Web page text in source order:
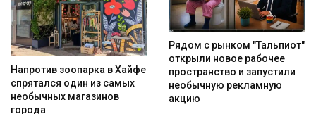
Напротив зоопарка в Хайфе
спрятался один из самых
необычных магазинов
города
Рядом с рынком "Тальпиот"
открыли новое рабочее
пространство и запустили
необычную рекламную
акцию